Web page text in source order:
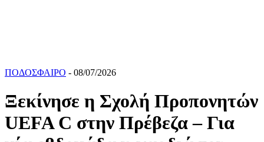
ΠΟΔΟΣΦΑΙΡΟ - 08/07/2026
Ξεκίνησε η Σχολή Προπονητών
UEFA C στην Πρέβεζα – Για